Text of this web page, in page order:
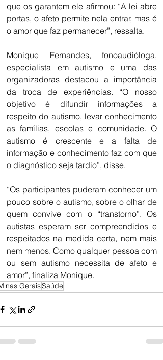
que os garantem ele afirmou: “A lei abre
portas, o afeto permite nela entrar, mas é
o amor que faz permanecer”, ressalta.
Monique Fernandes, fonoaudióloga,
especialista em autismo e uma das
organizadoras destacou a importância
da troca de experiências. “O nosso
objetivo é difundir informações a
respeito do autismo, levar conhecimento
as famílias, escolas e comunidade. O
autismo é crescente e a falta de
informação e conhecimento faz com que
o diagnóstico seja tardio”, disse.
“Os participantes puderam conhecer um
pouco sobre o autismo, sobre o olhar de
quem convive com o “transtorno”. Os
autistas esperam ser compreendidos e
respeitados na medida certa, nem mais
nem menos. Como qualquer pessoa com
ou sem autismo necessita de afeto e
amor”, finaliza Monique.
GeraisSaúde